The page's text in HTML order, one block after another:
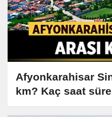
Afyonkarahisar
km? Kaç saat